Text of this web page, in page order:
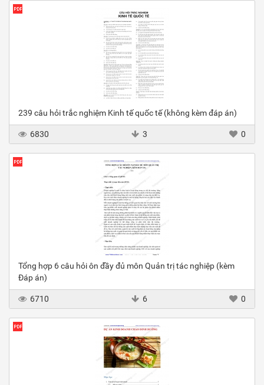
239 câu hỏi trắc nghiệm Kinh tế quốc tế (không kèm đáp án)
6830 3 0
Tổng hợp 6 câu hỏi ôn đầy đủ môn Quản trị tác nghiệp (kèm
Đáp án)
6710 6 0